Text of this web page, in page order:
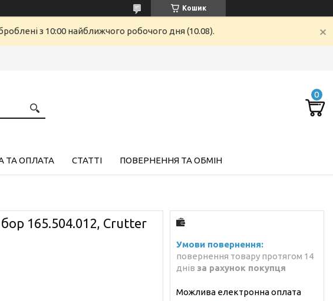
Кошик
з 10:00 найближчого робочого дня (10.08).
ТА ОПЛАТА СТАТТІ ПОВЕРНЕННЯ ТА ОБМІН
165.504.012, Crutter
повернення товару протягом 14
днів за рахунок покупця